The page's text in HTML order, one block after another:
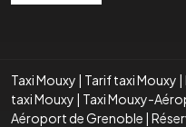
Taxi Mouxy | Tarif taxi Mouxy |
taxi Mouxy | Taxi Mouxy-
Aéroport de Grenoble |